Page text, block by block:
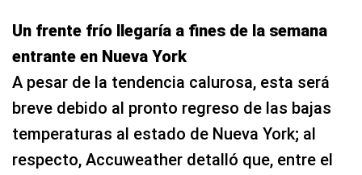
Un frente frío llegaría a fines de la semana
entrante en Nueva York
A pesar de la tendencia calurosa, esta será
breve debido al pronto regreso de las bajas
temperaturas al estado de Nueva York; al
respecto, Accuweather detalló que, entre el